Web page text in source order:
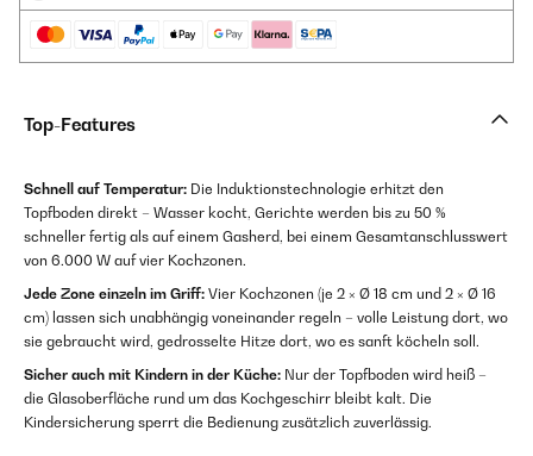
Top-Features
Schnell auf Temperatur: Die Induktionstechnologie erhitzt den
Topfboden direkt – Wasser kocht, Gerichte werden bis zu 50 %
schneller fertig als auf einem Gasherd, bei einem Gesamtanschlusswert
von 6.000 W auf vier Kochzonen.
Jede Zone einzeln im Griff: Vier Kochzonen (je 2 × Ø 18 cm und 2 × Ø 16
cm) lassen sich unabhängig voneinander regeln – volle Leistung dort, wo
sie gebraucht wird, gedrosselte Hitze dort, wo es sanft köcheln soll.
Sicher auch mit Kindern in der Küche: Nur der Topfboden wird heiß –
die Glasoberfläche rund um das Kochgeschirr bleibt kalt. Die
Kindersicherung sperrt die Bedienung zusätzlich zuverlässig.